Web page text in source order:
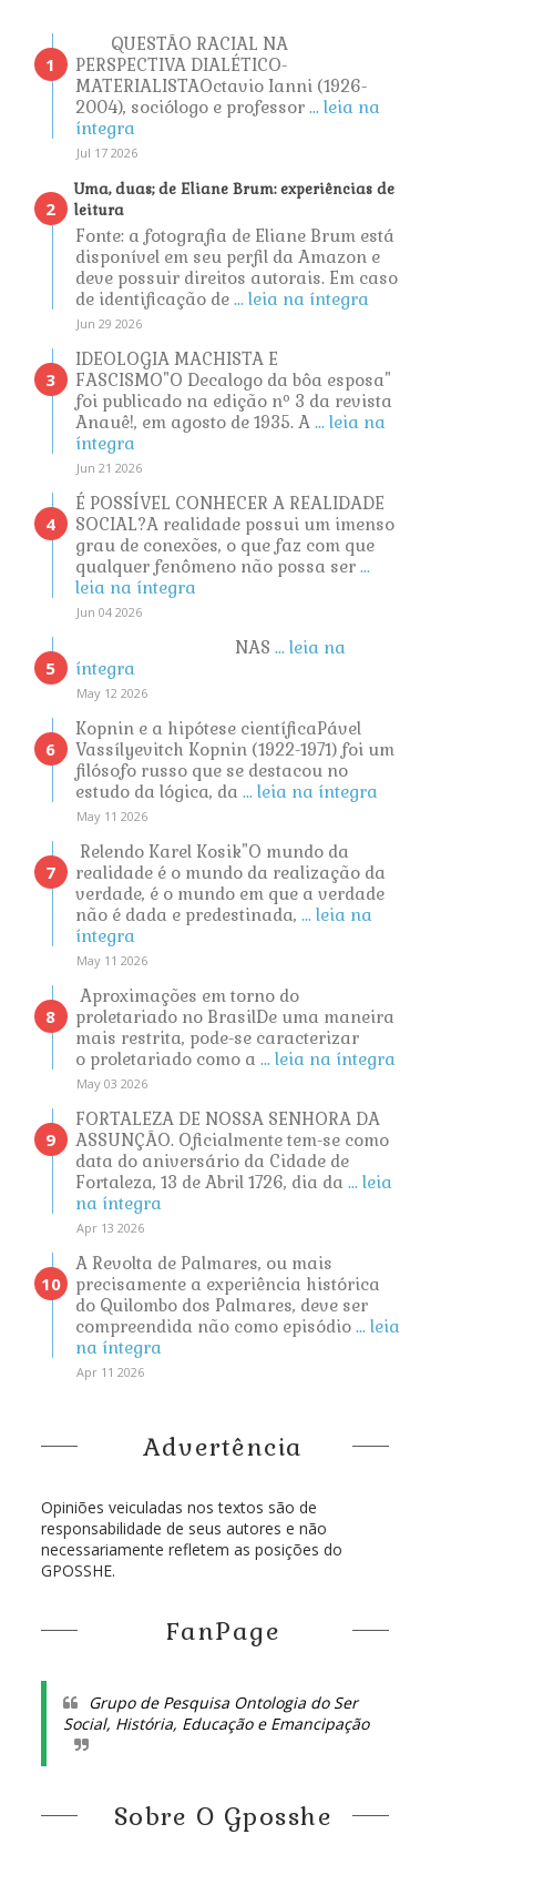
QUESTÃO RACIAL NA
PERSPECTIVA DIALÉTICO-
MATERIALISTAOctavio Ianni (1926-
2004), sociólogo e professor ... leia na
íntegra
Jul 17 2026
Uma, duas; de Eliane Brum: experiências de
leitura
Fonte: a fotografia de Eliane Brum está
disponível em seu perfil da Amazon e
deve possuir direitos autorais. Em caso
de identificação de ... leia na íntegra
Jun 29 2026
IDEOLOGIA MACHISTA E
FASCISMO"O Decalogo da bôa esposa"
foi publicado na edição nº 3 da revista
Anauê!, em agosto de 1935. A ... leia na
íntegra
Jun 21 2026
É POSSÍVEL CONHECER A REALIDADE
SOCIAL?A realidade possui um imenso
grau de conexões, o que faz com que
qualquer fenômeno não possa ser ...
leia na íntegra
Jun 04 2026
NAS ... leia na
íntegra
May 12 2026
Kopnin e a hipótese científicaPável
Vassílyevitch Kopnin (1922-1971) foi um
filósofo russo que se destacou no
estudo da lógica, da ... leia na íntegra
May 11 2026
Relendo Karel Kosik"O mundo da
realidade é o mundo da realização da
verdade, é o mundo em que a verdade
não é dada e predestinada, ... leia na
íntegra
May 11 2026
Aproximações em torno do
proletariado no BrasilDe uma maneira
mais restrita, pode-se caracterizar
o proletariado como a ... leia na íntegra
May 03 2026
FORTALEZA DE NOSSA SENHORA DA
ASSUNÇÃO. Oficialmente tem-se como
data do aniversário da Cidade de
Fortaleza, 13 de Abril 1726, dia da ... leia
na íntegra
Apr 13 2026
A Revolta de Palmares, ou mais
precisamente a experiência histórica
do Quilombo dos Palmares, deve ser
compreendida não como episódio ... leia
na íntegra
Apr 11 2026
Advertência
Opiniões veiculadas nos textos são de
responsabilidade de seus autores e não
necessariamente refletem as posições do
GPOSSHE.
FanPage
Grupo de Pesquisa Ontologia do Ser
Social, História, Educação e Emancipação
Sobre O Gposshe